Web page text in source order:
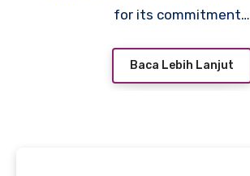
for its commitment…
Baca Lebih Lanjut